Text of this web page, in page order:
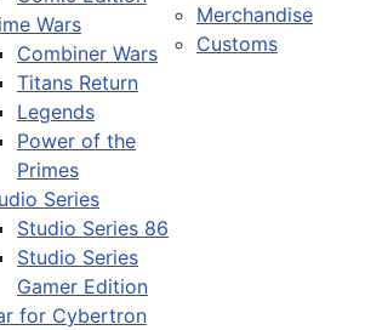
Wars
Combiner Wars
Titans Return
Legends
Power of the
Primes
Series
Studio Series 86
Studio Series
Gamer Edition
for Cybertron
Merchandise
Customs